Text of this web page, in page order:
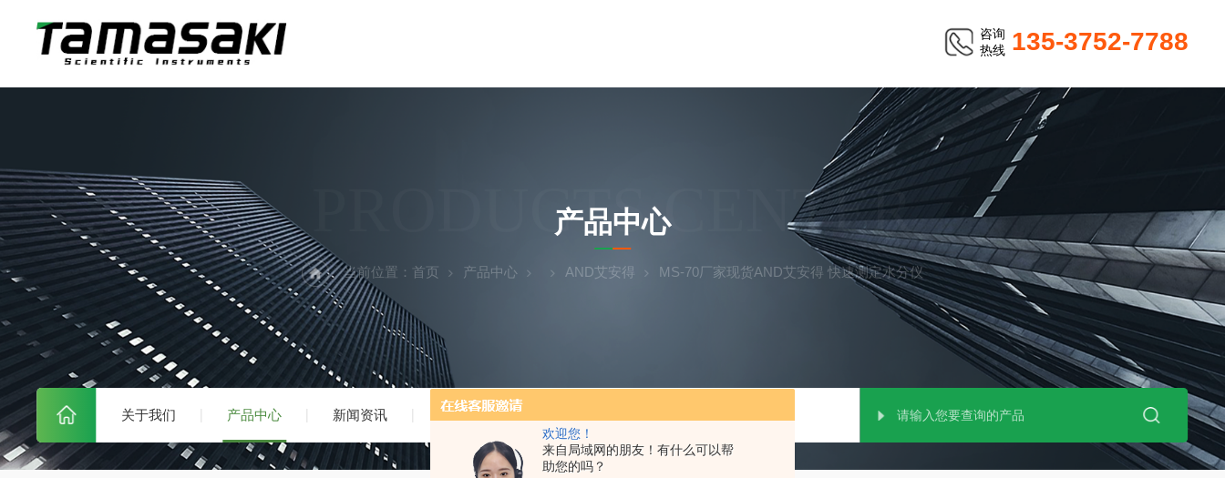
欢迎您！
来自局域网的朋友！有什么可以帮
助您的吗？
咨询
热线 135-3752-7788
关于我们 产品中心 新闻资讯 技术文章
PRODUCTS CENTER
产品中心
当前位置： 首页 产品中心 AND艾安得 MS-70厂家现货AND艾安得 快速测定水分仪